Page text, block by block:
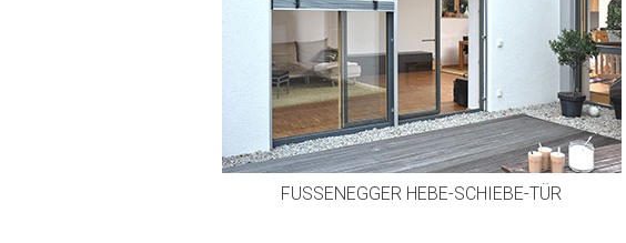
FUSSENEGGER HEBE-SCHIEBE-TÜR